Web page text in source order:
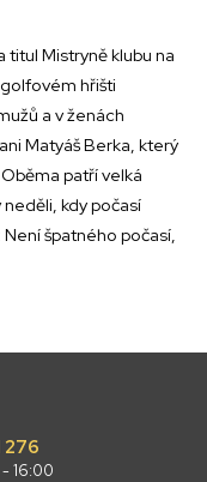
titul Mistryně klubu na
hřišti
a v ženách
Matyáš Berka, který
patří velká
kdy počasí
špatného počasí,
276
16:00